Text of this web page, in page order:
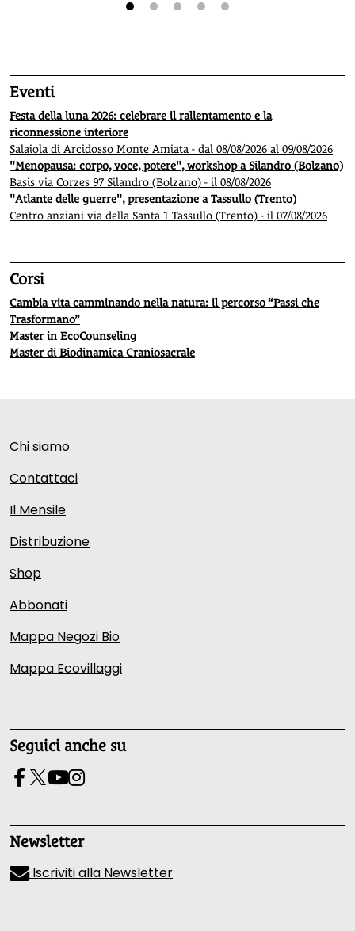
Eventi
Festa della luna 2026: celebrare il rallentamento e la
riconnessione interiore
Salaiola di Arcidosso Monte Amiata - dal 08/08/2026 al 09/08/2026
"Menopausa: corpo, voce, potere", workshop a Silandro (Bolzano)
Basis via Corzes 97 Silandro (Bolzano) - il 08/08/2026
"Atlante delle guerre", presentazione a Tassullo (Trento)
Centro anziani via della Santa 1 Tassullo (Trento) - il 07/08/2026
Corsi
Cambia vita camminando nella natura: il percorso “Passi che
Trasformano”
Master in EcoCounseling
Master di Biodinamica Craniosacrale
Chi siamo
Contattaci
Il Mensile
Distribuzione
Shop
Abbonati
Mappa Negozi Bio
Mappa Ecovillaggi
Seguici anche su
Newsletter
Iscriviti alla Newsletter